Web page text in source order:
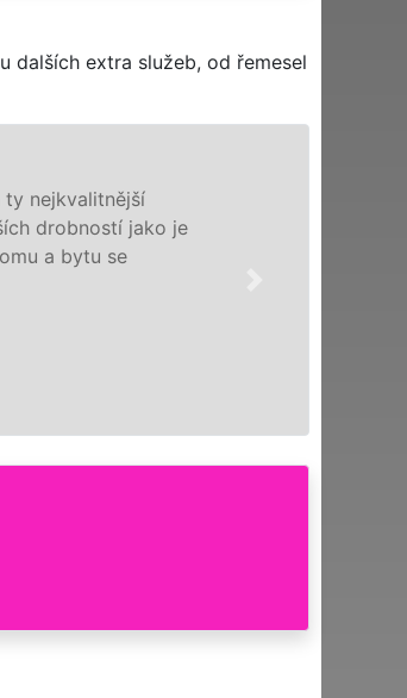
dalších extra služeb, od řemesel
nejkvalitnější
drobností jako je
a bytu se